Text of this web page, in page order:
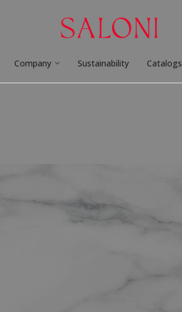
Company Sustainability Catalogs